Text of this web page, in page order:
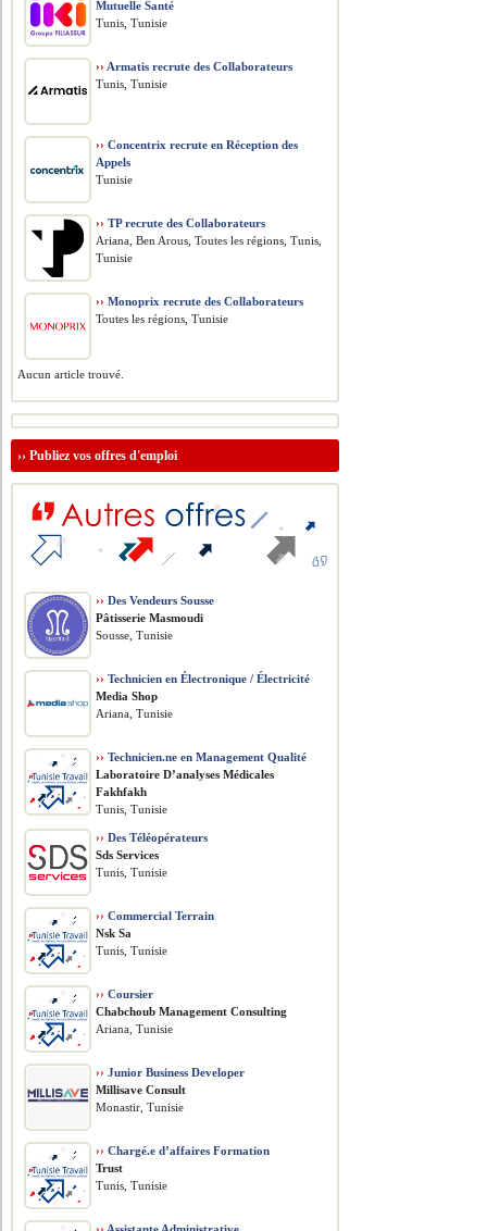
Mutuelle Santé
Tunis, Tunisie
›› Armatis recrute des Collaborateurs
Tunis, Tunisie
›› Concentrix recrute en Réception des
Appels
Tunisie
›› TP recrute des Collaborateurs
Ariana, Ben Arous, Toutes les régions, Tunis,
Tunisie
›› Monoprix recrute des Collaborateurs
Toutes les régions, Tunisie
Aucun article trouvé.
››Publiez vos offres d'emploi
›› Des Vendeurs Sousse
Pâtisserie Masmoudi
Sousse, Tunisie
›› Technicien en Électronique / Électricité
Media Shop
Ariana, Tunisie
›› Technicien.ne en Management Qualité
Laboratoire D’analyses Médicales
Fakhfakh
Tunis, Tunisie
›› Des Téléopérateurs
Sds Services
Tunis, Tunisie
›› Commercial Terrain
Nsk Sa
Tunis, Tunisie
›› Coursier
Chabchoub Management Consulting
Ariana, Tunisie
›› Junior Business Developer
Millisave Consult
Monastir, Tunisie
›› Chargé.e d’affaires Formation
Trust
Tunis, Tunisie